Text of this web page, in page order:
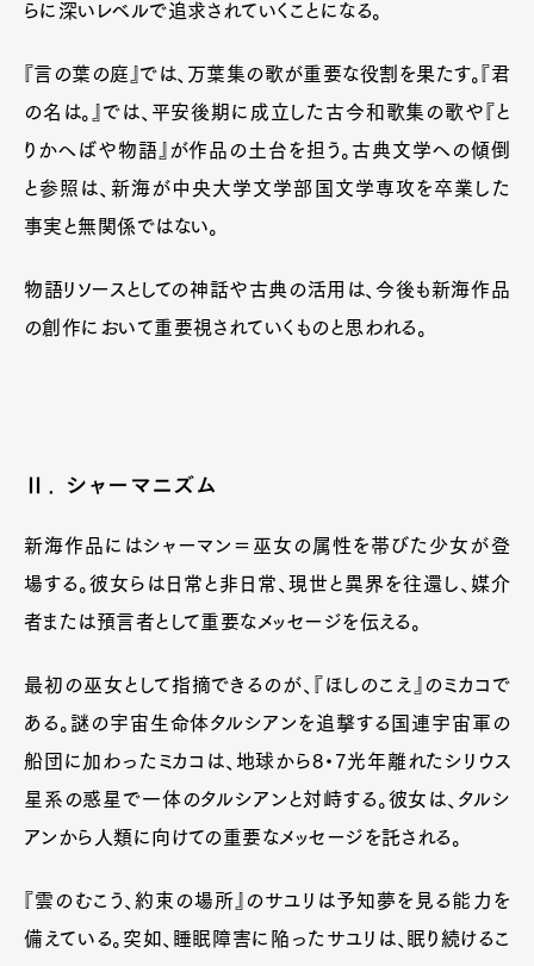
らに深いレベルで追求されていくことになる。
『言の葉の庭』では、万葉集の歌が重要な役割を果たす。『君
の名は。』では、平安後期に成立した古今和歌集の歌や『と
りかへばや物語』が作品の土台を担う。古典文学への傾倒
と参照は、新海が中央大学文学部国文学専攻を卒業した
事実と無関係ではない。
物語リソースとしての神話や古典の活用は、今後も新海作品
の創作において重要視されていくものと思われる。
Ⅱ. シャーマニズム
新海作品にはシャーマン＝巫女の属性を帯びた少女が登
場する。彼女らは日常と非日常、現世と異界を往還し、媒介
者または預言者として重要なメッセージを伝える。
最初の巫女として指摘できるのが、『ほしのこえ』のミカコで
ある。謎の宇宙生命体タルシアンを追撃する国連宇宙軍の
船団に加わったミカコは、地球から8・7光年離れたシリウス
星系の惑星で一体のタルシアンと対峙する。彼女は、タルシ
アンから人類に向けての重要なメッセージを託される。
『雲のむこう、約束の場所』のサユリは予知夢を見る能力を
備えている。突如、睡眠障害に陥ったサユリは、眠り続けるこ